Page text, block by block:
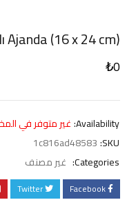
Ajanda (16 x 24 cm)
₺0
Availability: غير متوفر في
SKU:
1c816ad48583
Categories: غير مصنف
Facebook
Twitter